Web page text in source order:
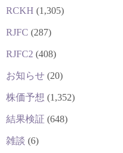
RCKH (1,305)
RJFC (287)
RJFC2 (408)
お知らせ (20)
株価予想 (1,352)
結果検証 (648)
雑談 (6)